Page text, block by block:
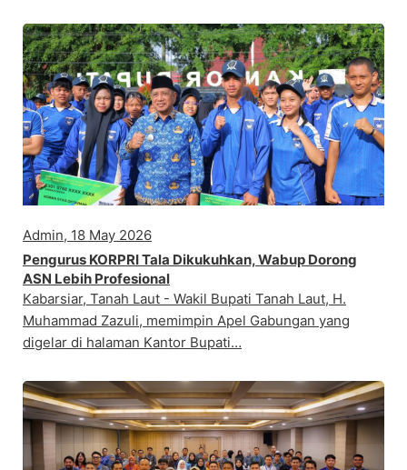
Admin, 18 May 2026
Pengurus KORPRI Tala Dikukuhkan, Wabup Dorong
ASN Lebih Profesional
Kabarsiar, Tanah Laut - Wakil Bupati Tanah Laut, H.
Muhammad Zazuli, memimpin Apel Gabungan yang
digelar di halaman Kantor Bupati…